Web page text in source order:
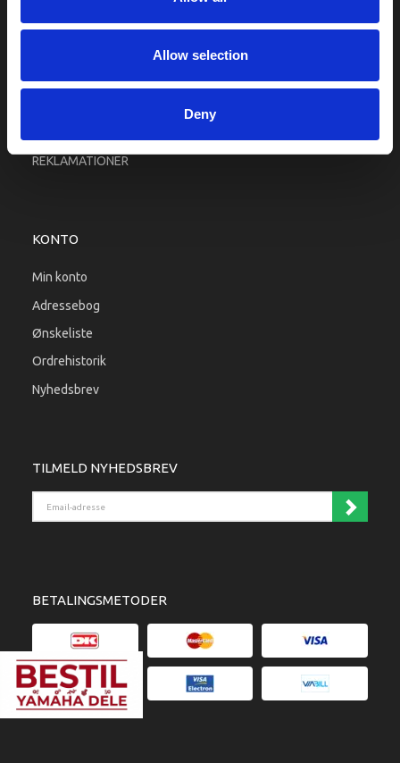
Allow selection
Deny
Betingelser & Vilkår
Købsgaranti
REKLAMATIONER
KONTO
Min konto
Adressebog
Ønskeliste
Ordrehistorik
Nyhedsbrev
TILMELD NYHEDSBREV
BETALINGSMETODER